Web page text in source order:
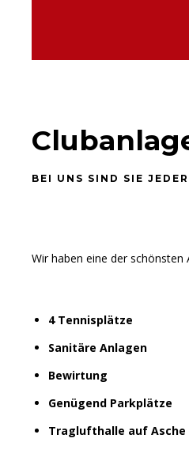
BEI UNS SIND SIE
Wir haben eine der
4 Tennisplätze
Sanitäre Anlagen
Bewirtung
Genügend Parkplätze
Traglufthalle auf Asche